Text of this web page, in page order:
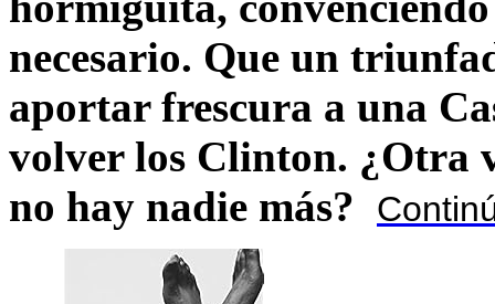
necesario. Que un
aportar frescura a una
volver los Clinton. ¿Otra
no hay nadie más?